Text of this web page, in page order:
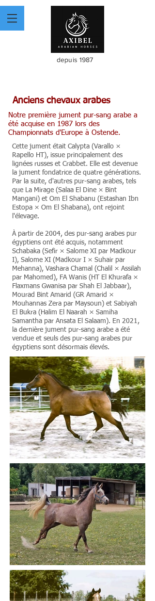
depuis 1987
Anciens chevaux arabes
Notre première jument pur-sang arabe a
été acquise en 1987 lors des
Championnats d'Europe à Ostende.
Cette jument était Calypta (Varallo ×
Rapello HT), issue principalement des
lignées russes et Crabbet. Elle est devenue
la jument fondatrice de quatre générations.
Par la suite, d'autres pur-sang arabes, tels
que La Mirage (Salaa El Dine × Bint
Mangani) et Om El Shabanu (Estashan Ibn
Estopa × Om El Shabana), ont rejoint
l'élevage.
À partir de 2004, des pur-sang arabes pur
égyptiens ont été acquis, notamment
Schabaka (Sefir × Salome XI par Madkour
I), Salome XI (Madkour I × Suhair par
Mehanna), Vashara Chamal (Chalil × Assilah
par Mahomed), FA Wanis (HT El Khurafa ×
Flaxmans Gwanisa par Shah El Jabbaar),
Mourad Bint Amarid (GR Amarid ×
Mouhannas Zera par Maysoun) et Sabiyah
El Bukra (Halim El Naarah × Samiha
Samantha par Ansata El Salaam). En 2021,
la dernière jument pur-sang arabe a été
vendue et seuls des pur-sang arabes pur
égyptiens sont désormais élevés.